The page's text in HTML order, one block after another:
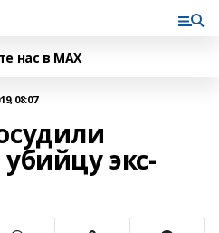
нас в MAX
08:07
экс-